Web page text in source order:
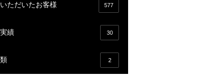
ただいたお客様 577
績 30
2